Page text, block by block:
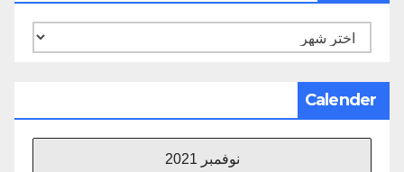
الأرشيف
Calender
نوفمبر 2021